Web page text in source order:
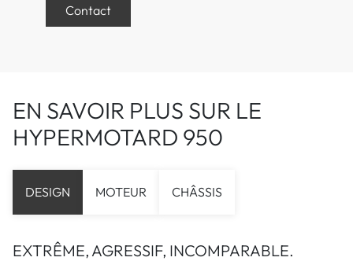
Contact
EN SAVOIR PLUS SUR LE
HYPERMOTARD 950
DESIGN MOTEUR CHÂSSIS
EXTRÊME, AGRESSIF, INCOMPARABLE.